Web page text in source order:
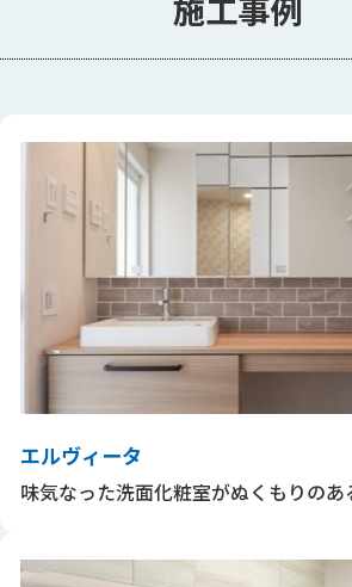
エルヴィータ
味気なった洗面化粧室がぬくもりのあ